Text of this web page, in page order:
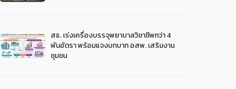
สธ. เร่งเครื่องบรรจุพยาบาลวิชาชีพกว่า 4
พันอัตรา พร้อมแจงบทบาท อสพ. เสริมงาน
ชุมชน